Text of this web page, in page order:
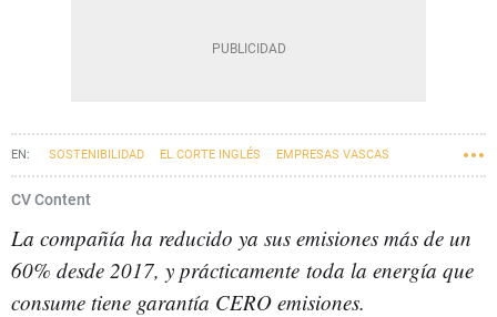
SOSTENIBILIDAD EL CORTE INGLÉS EMPRESAS VASCAS
CV Content
La compañía ha reducido ya sus emisiones más de un
60% desde 2017, y prácticamente toda la energía que
consume tiene garantía CERO emisiones.